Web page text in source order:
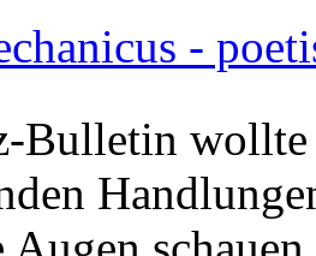
-
Bulletin